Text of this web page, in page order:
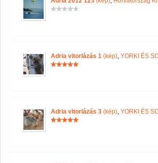
Adria vitorlázás 1 (kép), YORKI ÉS
Adria vitorlázás 3 (kép), YORKI ÉS